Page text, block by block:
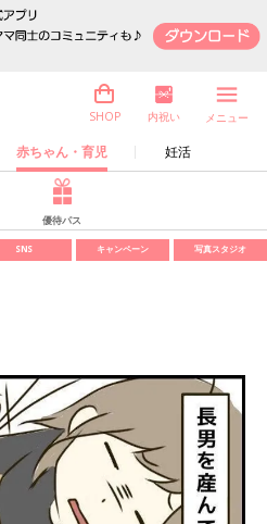
赤ちゃん・育児 妊活
SHOP 内祝い メニュー
優待パス
SNS キャンペーン 写真スタジオ